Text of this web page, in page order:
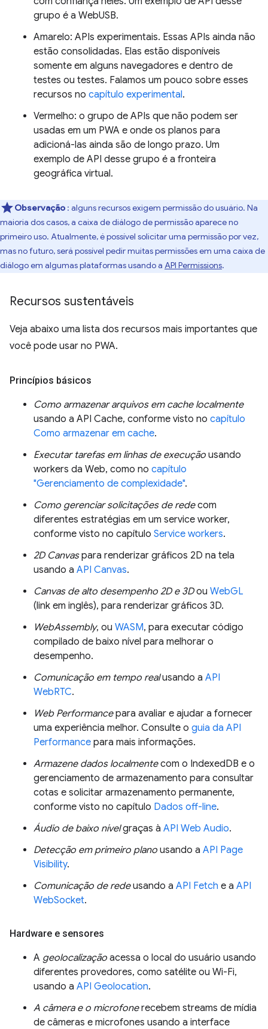
grupo é a WebUSB.
Amarelo: APIs experimentais. Essas APIs ainda não
estão consolidadas. Elas estão disponíveis
somente em alguns navegadores e dentro de
testes ou testes. Falamos um pouco sobre esses
recursos no capítulo experimental.
Vermelho: o grupo de APIs que não podem ser
usadas em um PWA e onde os planos para
adicioná-las ainda são de longo prazo. Um
exemplo de API desse grupo é a fronteira
geográfica virtual.
Observação : alguns recursos exigem permissão do usuário. Na
maioria dos casos, a caixa de diálogo de permissão aparece no
primeiro uso. Atualmente, é possível solicitar uma permissão por vez,
mas no futuro, será possível pedir muitas permissões em uma caixa de
diálogo em algumas plataformas usando a API Permissions.
Recursos sustentáveis
Veja abaixo uma lista dos recursos mais importantes que
você pode usar no PWA.
Princípios básicos
Como armazenar arquivos em cache localmente
usando a API Cache, conforme visto no capítulo
Como armazenar em cache.
Executar tarefas em linhas de execução usando
workers da Web, como no capítulo
"Gerenciamento de complexidade".
Como gerenciar solicitações de redecom
diferentes estratégias em um service worker,
conforme visto no capítulo Service workers.
2D Canvaspara renderizar gráficos 2D na tela
usando a API Canvas.
Canvas de alto desempenho 2D e 3Dou WebGL
(link em inglês), para renderizar gráficos 3D.
WebAssembly, ou WASM, para executar código
compilado de baixo nível para melhorar o
desempenho.
Comunicação em tempo realusando a API
WebRTC.
Web Performancepara avaliar e ajudar a fornecer
uma experiência melhor. Consulte o guia da API
Performance para mais informações.
Armazene dados localmentecom o IndexedDB e o
gerenciamento de armazenamento para consultar
cotas e solicitar armazenamento permanente,
conforme visto no capítulo Dados off-line.
Áudio de baixo nívelgraças à API Web Audio.
Detecção em primeiro plano usando a API Page
Visibility.
Comunicação de redeusando a API Fetch e a API
WebSocket.
Hardware e sensores
A geolocalização acessa o local do usuário usando
diferentes provedores, como satélite ou Wi-Fi,
usando a API Geolocation.
A câmera e o microfonerecebem streams de mídia
de câmeras e microfones usando a interface